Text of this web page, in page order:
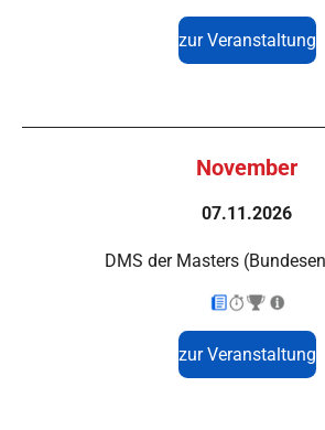
zur Veranstaltung
November
07.11.2026
DMS der Masters
zur Veranstaltung